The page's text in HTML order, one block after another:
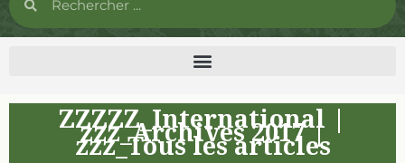
ZZZZZ_International
zzz_Archives 2017|
zzz_Tous les articles